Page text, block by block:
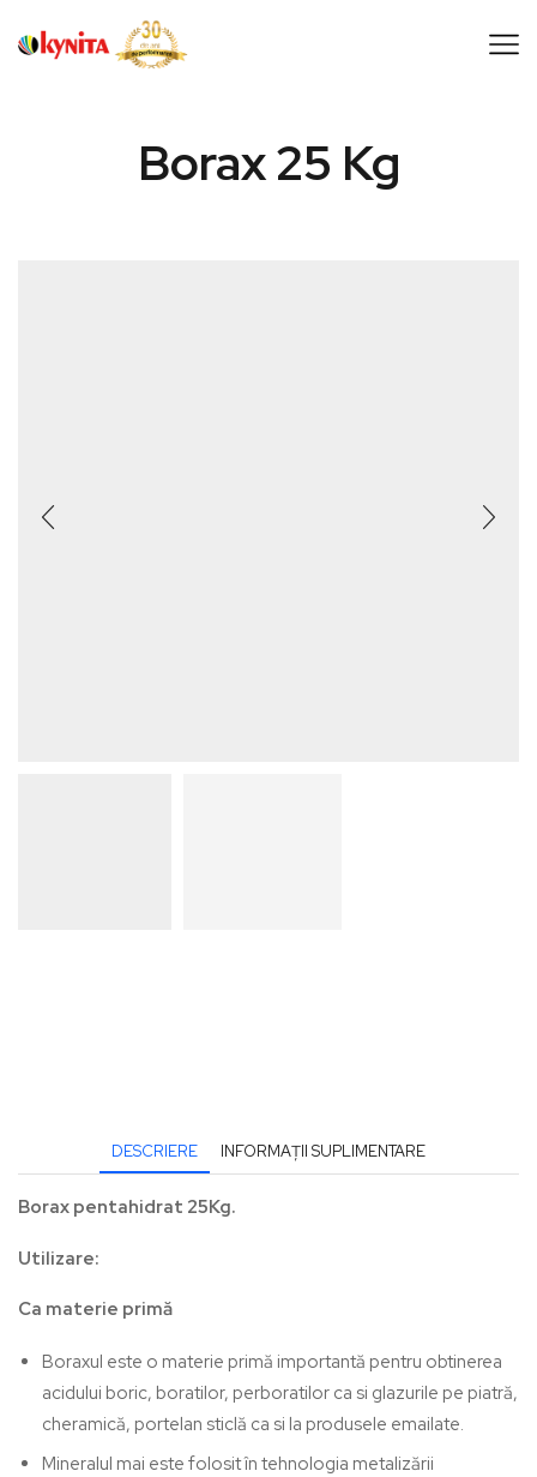
Borax 25 Kg
DESCRIERE INFORMAȚII SUPLIMENTARE
Borax pentahidrat 25Kg.
Utilizare:
Ca materie primă
Boraxul este o materie primă importantă pentru obtinerea
acidului boric, boratilor, perboratilor ca si glazurile pe piatră,
cheramică, portelan sticlă ca si la produsele emailate.
Mineralul mai este folosit în tehnologia metalizării